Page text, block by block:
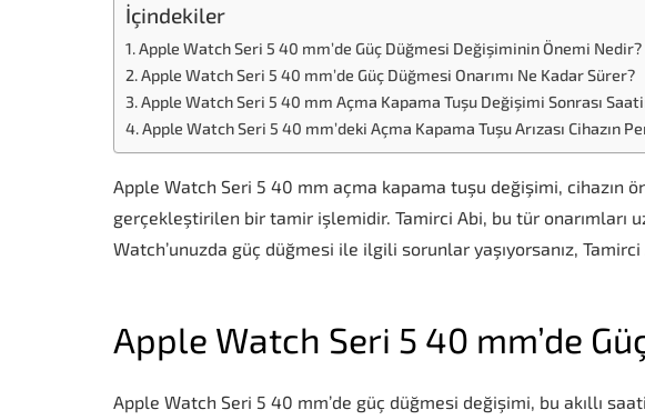
İçindekiler
Apple Watch Seri 5 40 mm’de Güç Düğmesi Değişiminin Önemi Nedir?
Apple Watch Seri 5 40 mm’de Güç Düğmesi Onarımı Ne Kadar Sürer?
Apple Watch Seri 5 40 mm Açma Kapama Tuşu Değişimi Sonrası
Apple Watch Seri 5 40 mm’deki Açma Kapama Tuşu Arızası Cihazın
Apple Watch Seri 5 40 mm açma kapama tuşu değişimi, cihazın
gerçekleştirilen bir tamir işlemidir. Tamirci Abi, bu tür onarımları
Watch’unuzda güç düğmesi ile ilgili sorunlar yaşıyorsanız,
Apple Watch Seri 5 40 mm’de
Apple Watch Seri 5 40 mm’de güç düğmesi değişimi, bu akıllı